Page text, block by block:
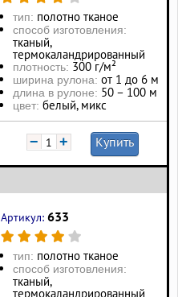
тип: полотно тканое
способ изготовления:
тканый,
термокаландрированный
плотность: 300 г/м²
ширина рулона: от 1 до 6 м
длина в рулоне: 50 – 100 м
цвет: белый, микс
− + Купить
Артикул: 633
тип: полотно тканое
способ изготовления:
тканый,
термокаландрированный